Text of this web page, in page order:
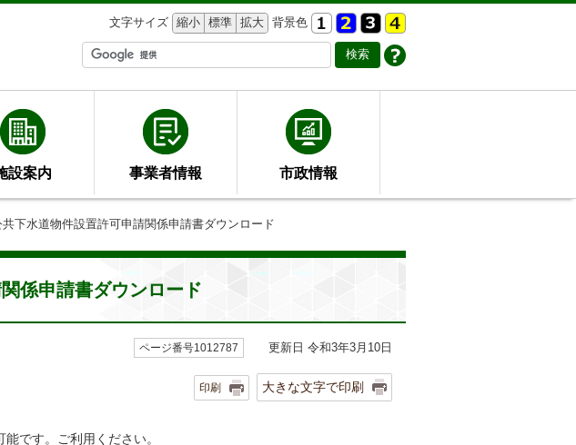
文字サイズ 縮小 標準 拡大 背景色
設案内 事業者情報 市政情報
下水道物件設置許可申請関係申請書ダウンロード
係申請書ダウンロード
ページ番号1012787 更新日 令和3年3月10日
印刷 大きな文字で印刷
です。ご利用ください。